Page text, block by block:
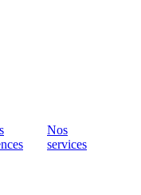
Nos
services